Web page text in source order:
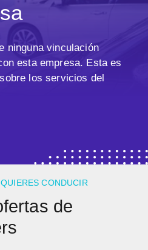
ninguna vinculación
esta empresa. Esta es
los servicios del
CONDUCIR
de